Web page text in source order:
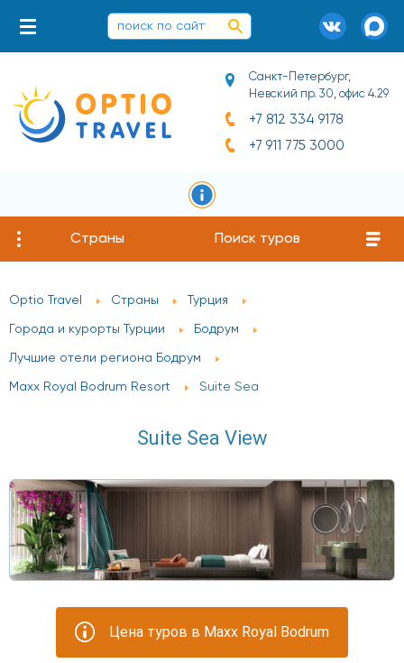
Санкт-Петербург,
Невский пр. 30, офис 4.29
+7 812 334 9178
+7 911 775 3000
Страны Поиск туров
Optio Travel Страны Турция
Города и курорты Турции Бодрум
Лучшие отели региона Бодрум
Maxx Royal Bodrum Resort Suite Sea
Suite Sea View
Цена туров в Maxx Royal Bodrum